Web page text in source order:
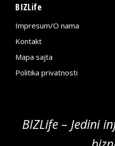
BIZLife
Impresum/O nama
Kontakt
Mapa sajta
Politika privatnosti
BIZLife – Jedini